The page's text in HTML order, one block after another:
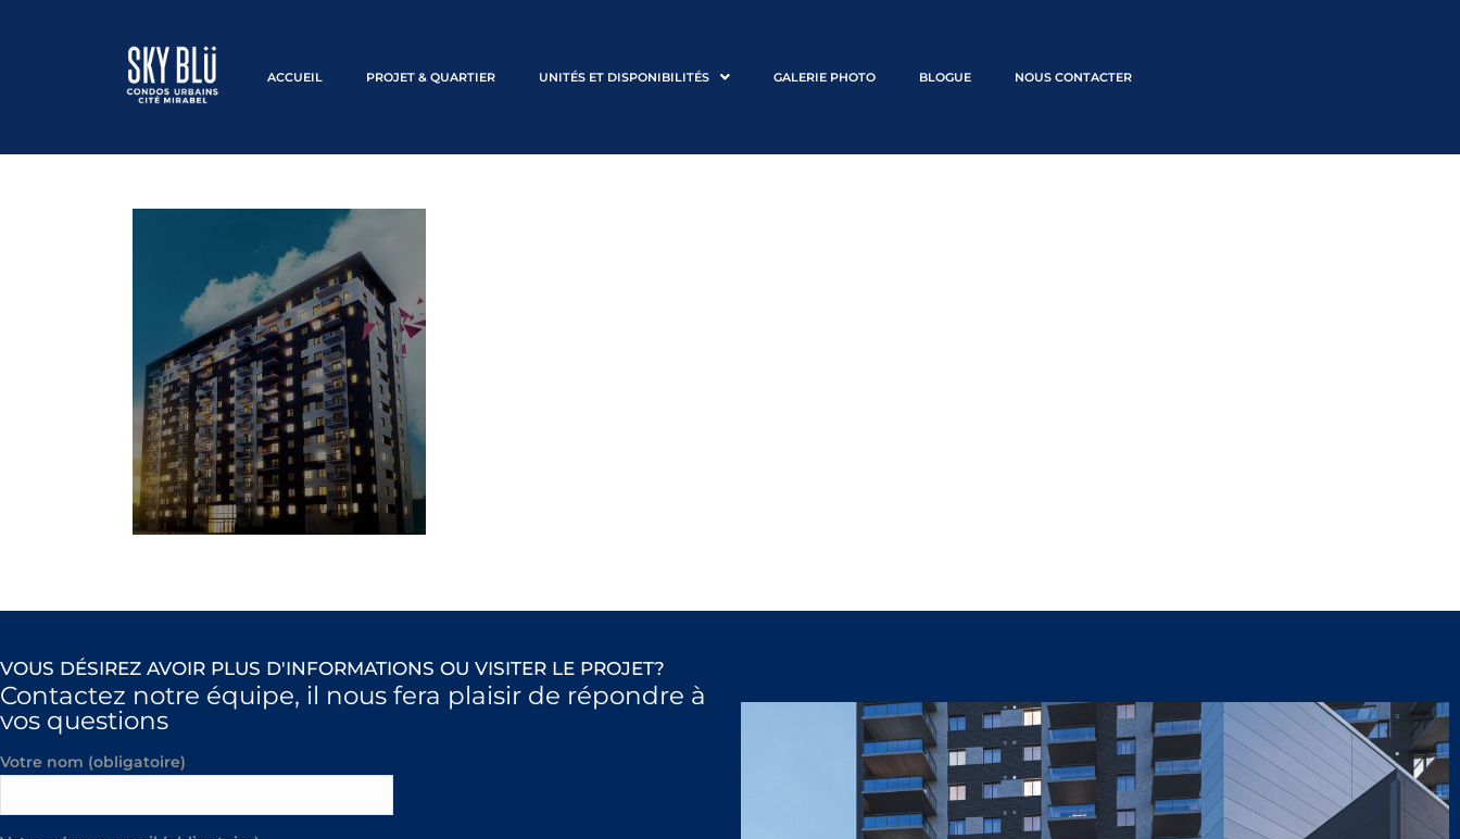
ACCUEIL PROJET & QUARTIER UNITÉS ET DISPONIBILITÉS GALERIE PHOTO BLOGUE NOUS CONTACTER
VOUS DÉSIREZ AVOIR PLUS D'INFORMATIONS OU VISITER LE PROJET?
Contactez notre équipe, il nous fera plaisir de répondre à
vos questions
Votre nom (obligatoire)